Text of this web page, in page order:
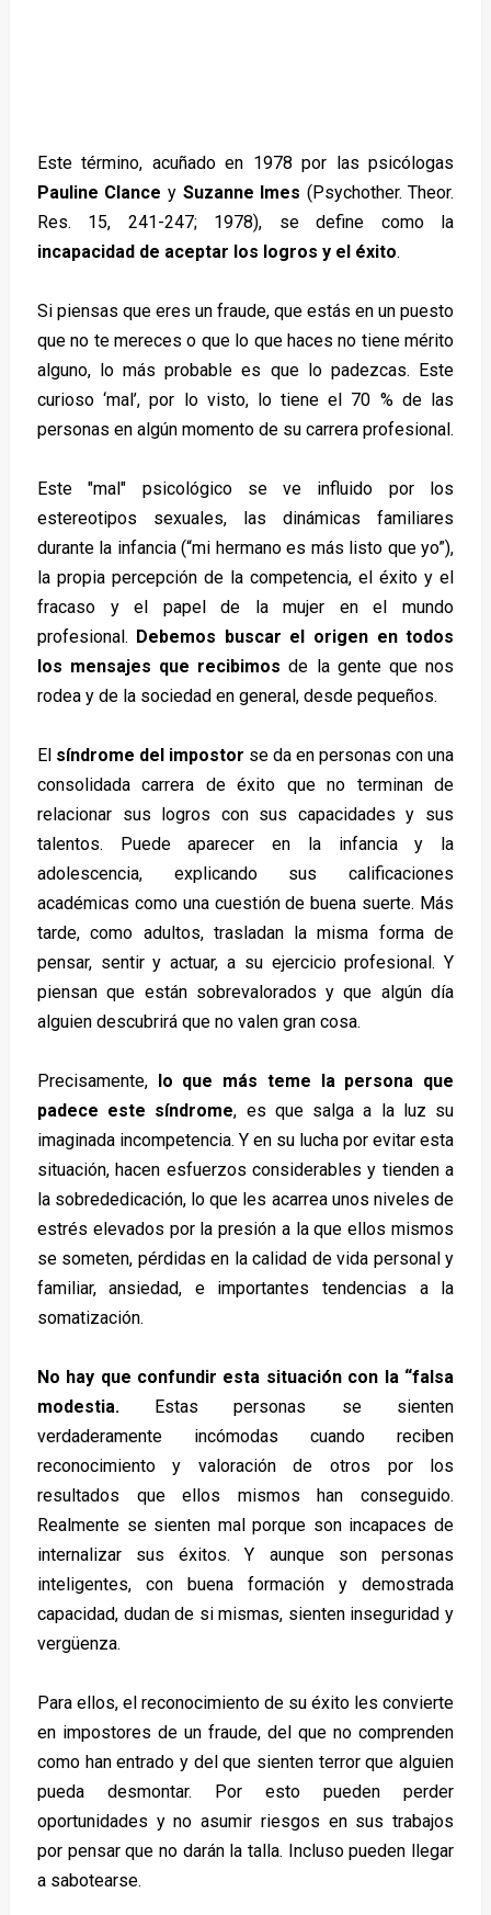
Este término, acuñado en 1978 por las psicólogas
Pauline Clance y Suzanne Imes (Psychother. Theor.
Res. 15, 241-247; 1978), se define como la
incapacidad de aceptar los logros y el éxito.
Si piensas que eres un fraude, que estás en un puesto
que no te mereces o que lo que haces no tiene mérito
alguno, lo más probable es que lo padezcas. Este
curioso ‘mal’, por lo visto, lo tiene el 70 % de las
personas en algún momento de su carrera profesional.
Este "mal" psicológico se ve influido por los
estereotipos sexuales, las dinámicas familiares
durante la infancia (“mi hermano es más listo que yo”),
la propia percepción de la competencia, el éxito y el
fracaso y el papel de la mujer en el mundo
profesional. Debemos buscar el origen en todos
los mensajes que recibimos de la gente que nos
rodea y de la sociedad en general, desde pequeños.
El síndrome del impostor se da en personas con una
consolidada carrera de éxito que no terminan de
relacionar sus logros con sus capacidades y sus
talentos. Puede aparecer en la infancia y la
adolescencia, explicando sus calificaciones
académicas como una cuestión de buena suerte. Más
tarde, como adultos, trasladan la misma forma de
pensar, sentir y actuar, a su ejercicio profesional. Y
piensan que están sobrevalorados y que algún día
alguien descubrirá que no valen gran cosa.
Precisamente, lo que más teme la persona que
padece este síndrome, es que salga a la luz su
imaginada incompetencia. Y en su lucha por evitar esta
situación, hacen esfuerzos considerables y tienden a
la sobrededicación, lo que les acarrea unos niveles de
estrés elevados por la presión a la que ellos mismos
se someten, pérdidas en la calidad de vida personal y
familiar, ansiedad, e importantes tendencias a la
somatización.
No hay que confundir esta situación con la “falsa
modestia. Estas personas se sienten
verdaderamente incómodas cuando reciben
reconocimiento y valoración de otros por los
resultados que ellos mismos han conseguido.
Realmente se sienten mal porque son incapaces de
internalizar sus éxitos. Y aunque son personas
inteligentes, con buena formación y demostrada
capacidad, dudan de si mismas, sienten inseguridad y
vergüenza.
Para ellos, el reconocimiento de su éxito les convierte
en impostores de un fraude, del que no comprenden
como han entrado y del que sienten terror que alguien
pueda desmontar. Por esto pueden perder
oportunidades y no asumir riesgos en sus trabajos
por pensar que no darán la talla. Incluso pueden llegar
a sabotearse.